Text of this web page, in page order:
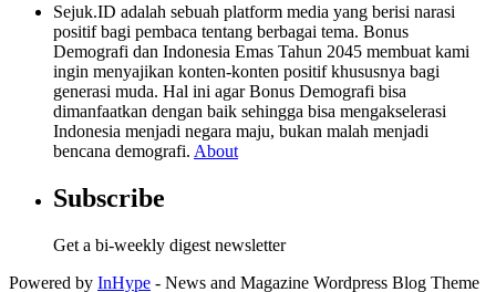
Sejuk.ID adalah sebuah platform media yang berisi narasi
positif bagi pembaca tentang berbagai tema. Bonus
Demografi dan Indonesia Emas Tahun 2045 membuat kami
ingin menyajikan konten-konten positif khususnya bagi
generasi muda. Hal ini agar Bonus Demografi bisa
dimanfaatkan dengan baik sehingga bisa mengakselerasi
Indonesia menjadi negara maju, bukan malah menjadi
bencana demografi. About
Subscribe
Get a bi-weekly digest newsletter
Powered by InHype - News and Magazine Wordpress Blog Theme